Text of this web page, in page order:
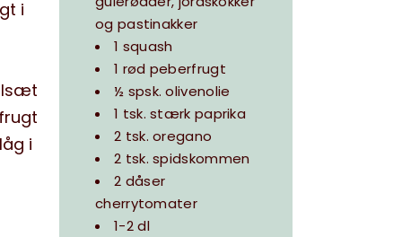
og pastinakker
1 squash
1 rød peberfrugt
½ spsk. olivenolie
1 tsk. stærk paprika
2 tsk. oregano
2 tsk. spidskommen
2 dåser
cherrytomater
1-2 dl
i
i